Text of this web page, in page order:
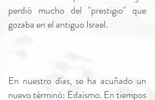
perdió mucho del "prestigio" que
gozaba en el antiguo Israel.
En nuestro días, se ha acuñado un
nuevo términó: Edaísmo. En tiempos